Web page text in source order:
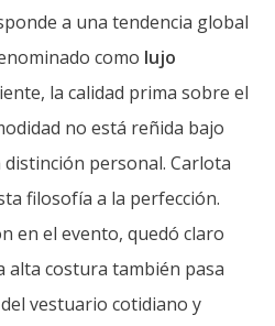
a una tendencia global
como lujo
la calidad prima sobre el
no está reñida bajo
personal. Carlota
filosofía a la perfección.
en el evento, quedó claro
alta costura también pasa
vestuario cotidiano y